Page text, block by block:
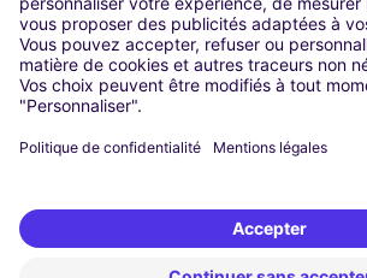
Milan
Rome
Turin
Vienne
Berlin
Düsseldorf